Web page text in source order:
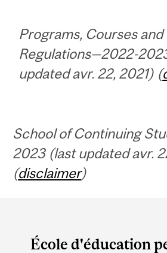
Programs, Courses
Regulations—2022-
updated avr. 22, 2021) (
School of Continuing
2023 (last updated avr.
(disclaimer)
andÉcole d'éducation